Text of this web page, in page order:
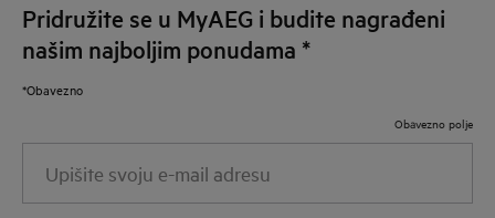
Pridružite se u MyAEG i budite nagrađeni
našim najboljim ponudama *
*Obavezno
Obavezno polje
svoju